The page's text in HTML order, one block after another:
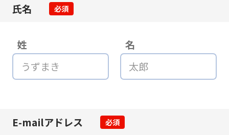
氏名 必須
姓 名
E-mailアドレス 必須